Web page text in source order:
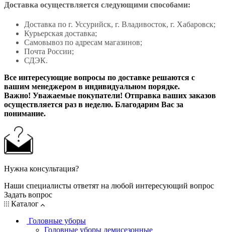
Доставка осуществляется следующими способами:
Доставка по г. Уссурийск, г. Владивосток, г. Хабаровск;
Курьерская доставка;
Самовывоз по адресам магазинов;
Почта России;
СДЭК.
Все интересующие вопросы по доставке решаются с
вашим менеджером в индивидуальном порядке.
Важно! Уважаемые покупатели! Отправка ваших заказов
осуществляется раз в неделю. Благодарим Вас за
понимание.
Нужна консультация?
Наши специалисты ответят на любой интересующий вопрос
Задать вопрос
Каталог
Головные уборы
Головные уборы демисезонные